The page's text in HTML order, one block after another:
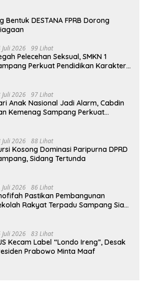
Bentuk DESTANA FPRB Dorong
Juli 2026 99 Lihat
Pelecehan Seksual, SMKN 1
Perkuat Pendidikan Karakter
Juli 2026 97 Lihat
Anak Nasional Jadi Alarm, Cabdin
Kemenag Sampang Perkuat
Juli 2026 88 Lihat
Kosong Dominasi Paripurna DPRD
Sidang Tertunda
Juli 2026 86 Lihat
Pastikan Pembangunan
Rakyat Terpadu Sampang Siap
Juli 2026 83 Lihat
Kecam Label “Londo Ireng”, Desak
Prabowo Minta Maaf